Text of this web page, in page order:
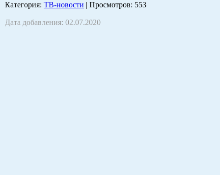
Категория: ТВ-новости | Просмотров: 553
Дата добавления: 02.07.2020